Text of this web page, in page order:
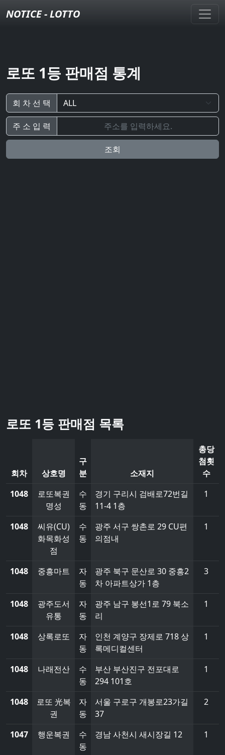
NOTICE - LOTTO
로또 1등 판매점 통계
회 차 선 택
주 소 입 력
조회
로또 1등 판매점 목록
회차 상호명
구
분
소재지
총당
첨횟
수
1048
로또복권
명성
수
동
경기 구리시 검배로72번길
11-4 1층
1
1048
씨유(CU)
화목화성
점
수
동
광주 서구 쌍촌로 29 CU편
의점내
1
1048 중흥마트
자
동
광주 북구 문산로 30 중흥2
차 아파트상가 1층
3
1048
광주도서
유통
자
동
광주 남구 봉선1로 79 북소
리
1
1048 상록로또
자
동
인천 계양구 장제로 718 상
록메디컬센터
1
1048 나래전산
수
동
부산 부산진구 전포대로
294 101호
1
1048
로또 光복
권
자
동
서울 구로구 개봉로23가길
37
2
1047 행운복권
수
동
경남 사천시 새시장길 12 1